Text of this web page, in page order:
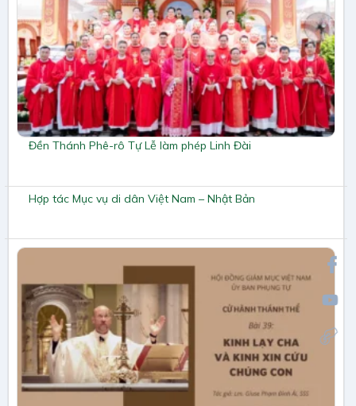
Đền Thánh Phê-rô Tự Lễ làm phép Linh Đài
Hợp tác Mục vụ di dân Việt Nam – Nhật Bản